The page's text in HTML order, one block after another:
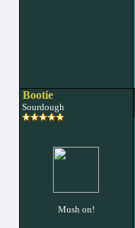
Bootie
Sourdough
Mush on!